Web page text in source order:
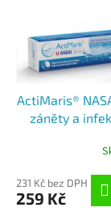
ActiMaris®
záněty a
produktu
je
231 Kč bez DPH
259 Kč